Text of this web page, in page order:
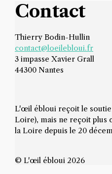
Contact
Thierry Bodin-Hullin
contact@loeilebloui.fr
3 impasse Xavier Grall
44300 Nantes
L'œil ébloui reçoit le
Loire), mais ne reçoit plus
la Loire depuis le 20
© L'œil ébloui 2026